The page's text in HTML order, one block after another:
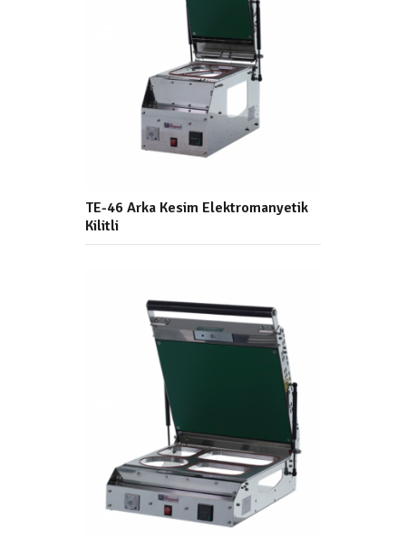
TE-46 Arka Kesim Elektromanyetik
Kilitli